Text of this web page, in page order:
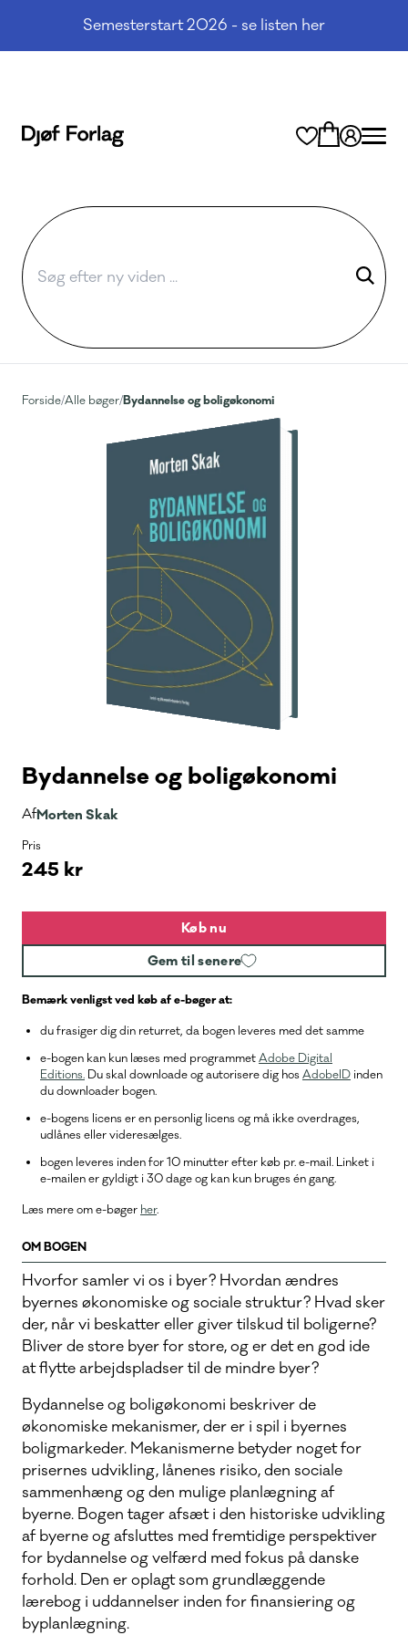
Semesterstart 2026 - se listen her
Forside/Alle bøger/Bydannelse og boligøkonomi
Bydannelse og boligøkonomi
AfMorten Skak
Pris
245 kr
Køb nu
Gem til senere
Bemærk venligst ved køb af e-bøger at:
du frasiger dig din returret, da bogen leveres med det samme
e-bogen kan kun læses med programmetAdobe Digital
Editions. Du skal downloade og autorisere dig hosAdobeID inden
du downloader bogen.
e-bogens licens er en personlig licens og må ikke overdrages,
udlånes eller videresælges.
bogen leveres inden for 10 minutter efter køb pr. e-mail. Linket i
e-mailen er gyldigt i 30 dage og kan kun bruges én gang.
Læs mere om e-bøger her.
OM BOGEN
Hvorfor samler vi os i byer? Hvordan ændres
byernes økonomiske og sociale struktur? Hvad sker
der, når vi beskatter eller giver tilskud til boligerne?
Bliver de store byer for store, og er det en god ide
at flytte arbejdspladser til de mindre byer?
Bydannelse og boligøkonomi beskriver de
økonomiske mekanismer, der er i spil i byernes
boligmarkeder. Mekanismerne betyder noget for
prisernes udvikling, lånenes risiko, den sociale
sammenhæng og den mulige planlægning af
byerne. Bogen tager afsæt i den historiske udvikling
af byerne og afsluttes med fremtidige perspektiver
for bydannelse og velfærd med fokus på danske
forhold. Den er oplagt som grundlæggende
lærebog i uddannelser inden for finansiering og
byplanlægning.